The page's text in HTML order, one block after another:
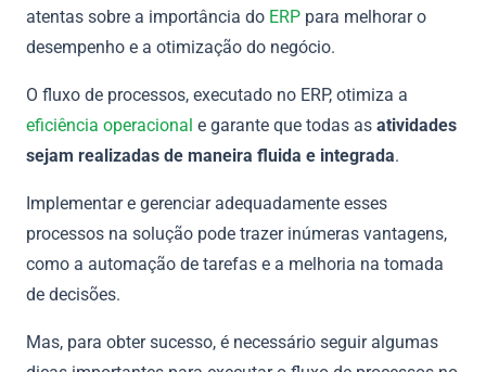
atentas sobre a importância do ERP para melhorar o
desempenho e a otimização do negócio.
O fluxo de processos, executado no ERP, otimiza a
eficiência operacional e garante que todas as atividades
sejam realizadas de maneira fluida e integrada.
Implementar e gerenciar adequadamente esses
processos na solução pode trazer inúmeras vantagens,
como a automação de tarefas e a melhoria na tomada
de decisões.
Mas, para obter sucesso, é necessário seguir algumas